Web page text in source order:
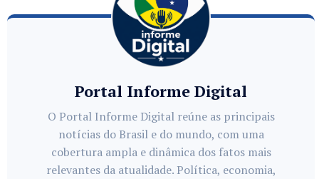
Portal Informe Digital
O Portal Informe Digital reúne as principais
notícias do Brasil e do mundo, com uma
cobertura ampla e dinâmica dos fatos mais
relevantes da atualidade. Política, economia,